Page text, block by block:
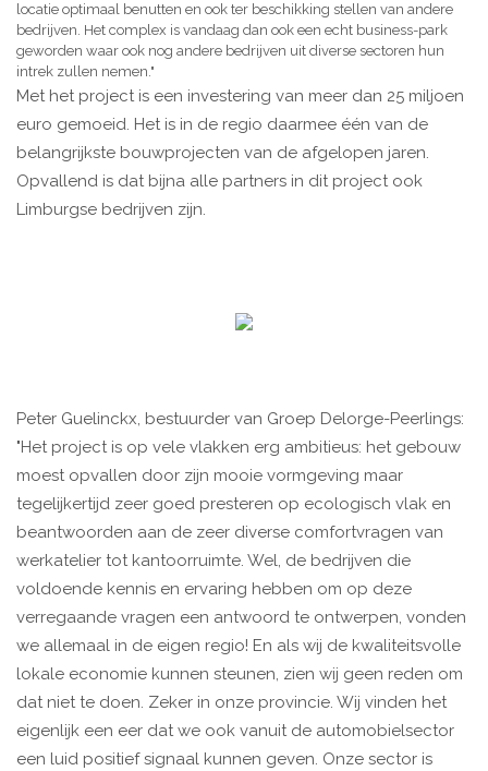
locatie optimaal benutten en ook ter beschikking stellen van andere
bedrijven. Het complex is vandaag dan ook een echt business-park
geworden waar ook nog andere bedrijven uit diverse sectoren hun
intrek zullen nemen."
Met het project is een investering van meer dan 25 miljoen
euro gemoeid. Het is in de regio daarmee één van de
belangrijkste bouwprojecten van de afgelopen jaren.
Opvallend is dat bijna alle partners in dit project ook
Limburgse bedrijven zijn.
Peter Guelinckx, bestuurder van Groep Delorge-Peerlings:
"Het project is op vele vlakken erg ambitieus: het gebouw
moest opvallen door zijn mooie vormgeving maar
tegelijkertijd zeer goed presteren op ecologisch vlak en
beantwoorden aan de zeer diverse comfortvragen van
werkatelier tot kantoorruimte. Wel, de bedrijven die
voldoende kennis en ervaring hebben om op deze
verregaande vragen een antwoord te ontwerpen, vonden
we allemaal in de eigen regio! En als wij de kwaliteitsvolle
lokale economie kunnen steunen, zien wij geen reden om
dat niet te doen. Zeker in onze provincie. Wij vinden het
eigenlijk een eer dat we ook vanuit de automobielsector
een luid positief signaal kunnen geven. Onze sector is